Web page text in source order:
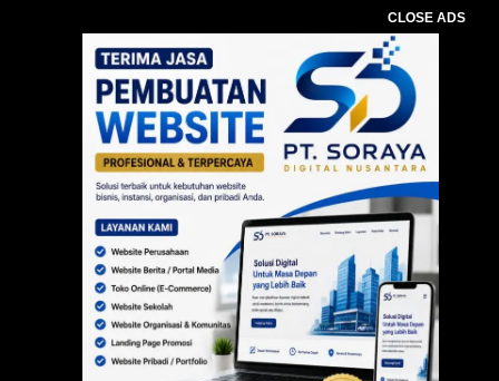
CLOSE ADS